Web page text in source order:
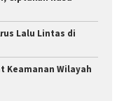
Lalu Lintas di
Keamanan Wilayah